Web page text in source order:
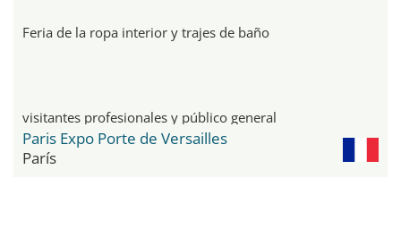
Feria de la ropa interior y trajes de baño
visitantes profesionales y público general
Paris Expo Porte de Versailles
París